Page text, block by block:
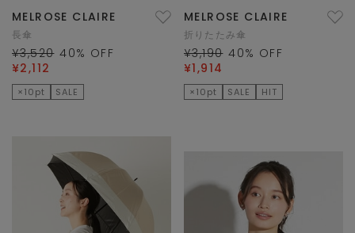
MELROSE CLAIRE
長傘
¥3,520 40% OFF
¥2,112
×10pt SALE
MELROSE CLAIRE
折りたたみ傘
¥3,190 40% OFF
¥1,914
×10pt SALE HIT